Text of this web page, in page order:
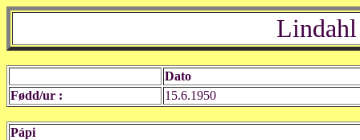
Lindahl
Dato
Fødd/ur :
15.6.1950
Pápi